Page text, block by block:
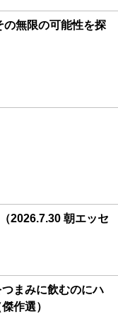
無限の可能性を探
2026.7.30 朝エッセ
まみに飲むのにハ
作選）